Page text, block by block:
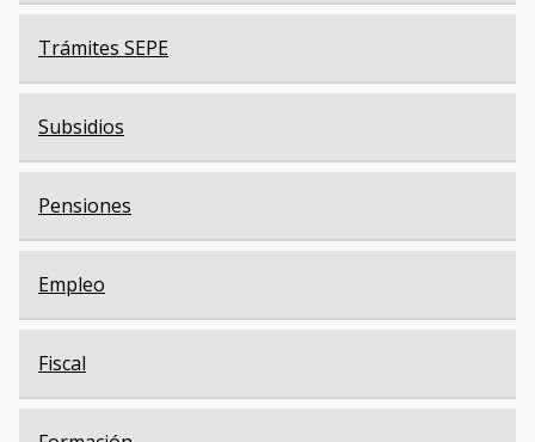
Trámites SEPE
Subsidios
Pensiones
Empleo
Fiscal